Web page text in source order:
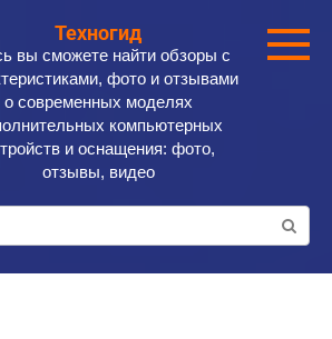
Техногид
вы сможете найти обзоры с
фото и отзывами
о современных моделях
компьютерных
и оснащения: фото,
отзывы, видео